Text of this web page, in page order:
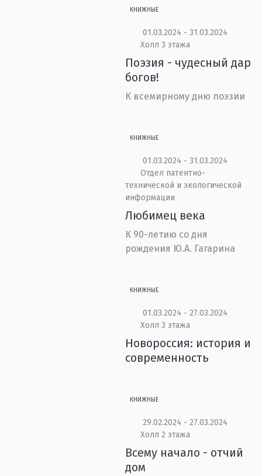
КНИЖНЫЕ
01.03.2024 - 31.03.2024
Холл 3 этажа
Поэзия - чудесный дар
богов!
К всемирному дню поэзии
КНИЖНЫЕ
01.03.2024 - 31.03.2024
Отдел патентно-
технической и экологической
информации
Любимец века
К 90-летию со дня
рождения Ю.А. Гагарина
КНИЖНЫЕ
01.03.2024 - 27.03.2024
Холл 3 этажа
Новороссия: история и
современность
КНИЖНЫЕ
29.02.2024 - 27.03.2024
Холл 2 этажа
Всему начало - отчий
дом